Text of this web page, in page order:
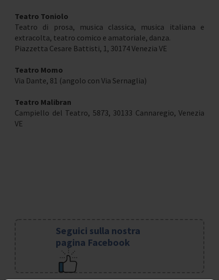
Teatro Toniolo
Teatro di prosa, musica classica, musica italiana e
extracolta, teatro comico e amatoriale, danza.
Piazzetta Cesare Battisti, 1, 30174 Venezia VE
Teatro Momo
Via Dante, 81 (angolo con Via Sernaglia)
Teatro Malibran
Campiello del Teatro, 5873, 30133 Cannaregio, Venezia
VE
Seguici sulla nostra
pagina Facebook